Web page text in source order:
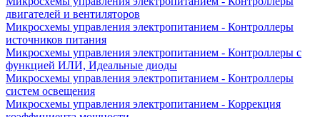
двигателей и вентиляторов
Микросхемы управления электропитанием - Контроллеры
источников питания
Микросхемы управления электропитанием - Контроллеры с
функцией ИЛИ, Идеальные диоды
Микросхемы управления электропитанием - Контроллеры
систем освещения
Микросхемы управления электропитанием - Коррекция